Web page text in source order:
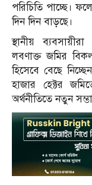
পরিচিতি পাচ্ছে।
দিন দিন বাড়ছে।
স্থানীয়
লবণাক্ত জমির
হিসেবে বেছে
হাজার হেক্টর
অর্থনীতিতে নতুন